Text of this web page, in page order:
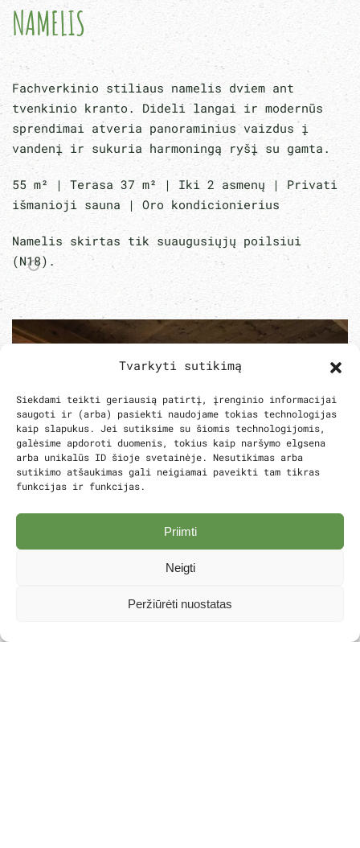
Tvarkyti sutikimą
Siekdami teikti geriausią patirtį, įrenginio informacijai
saugoti ir (arba) pasiekti naudojame tokias technologijas
kaip slapukus. Jei sutiksime su šiomis technologijomis,
galėsime apdoroti duomenis, tokius kaip naršymo elgsena
arba unikalūs ID šioje svetainėje. Nesutikimas arba
sutikimo atšaukimas gali neigiamai paveikti tam tikras
funkcijas ir funkcijas.
Priimti
Neigti
Peržiūrėti nuostatas
NAMELIS
Fachverkinio stiliaus namelis dviem ant
tvenkinio kranto. Dideli langai ir modernūs
sprendimai atveria panoraminius vaizdus į
vandenį ir sukuria harmoningą ryšį su gamta.
55 m² | Terasa 37 m² | Iki 2 asmenų | Privati
išmanioji sauna | Oro kondicionierius
Namelis skirtas tik suaugusiųjų poilsiui
(N18).